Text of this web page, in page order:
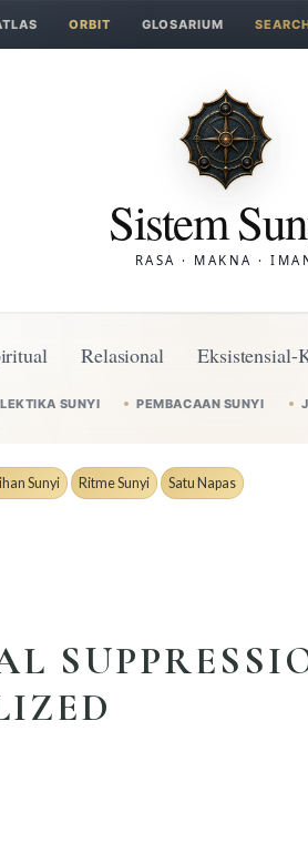
ORBIT GLOSARIUM
Sistem
RASA · MAKNA ·
Relasional Eksistensial-
SUNYI PEMBACAAN SUNYI
Sunyi Ritme Sunyi Satu Napas